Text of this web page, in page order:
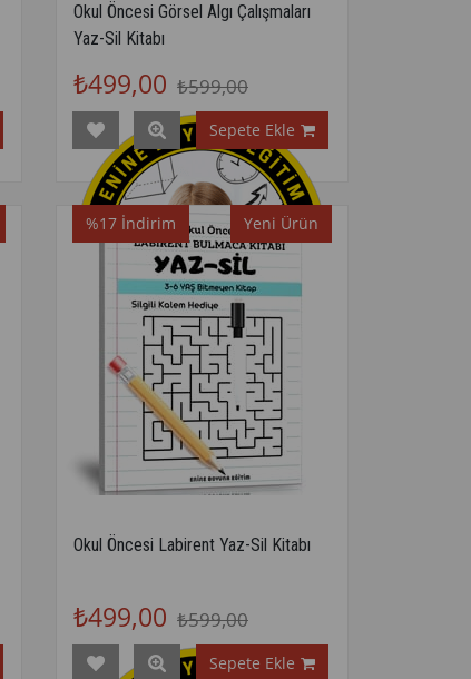
Okul Öncesi Görsel Algı Çalışmaları
Yaz-Sil Kitabı
₺499,00 ₺599,00
Sepete Ekle
Okul Öncesi Labirent Yaz-Sil Kitabı
₺499,00 ₺599,00
Sepete Ekle
%17 İndirim Yeni Ürün